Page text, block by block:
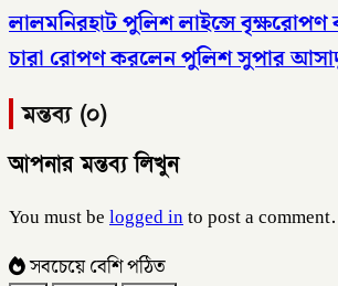
লালমনিরহাট পুলিশ লাইন্সে বৃক্ষরোপণ
চারা রোপণ করলেন পুলিশ সুপার
মন্তব্য (০)
আপনার মন্তব্য লিখুন
You must belogged into post a comment.
সবচেয়ে বেশি পঠিত